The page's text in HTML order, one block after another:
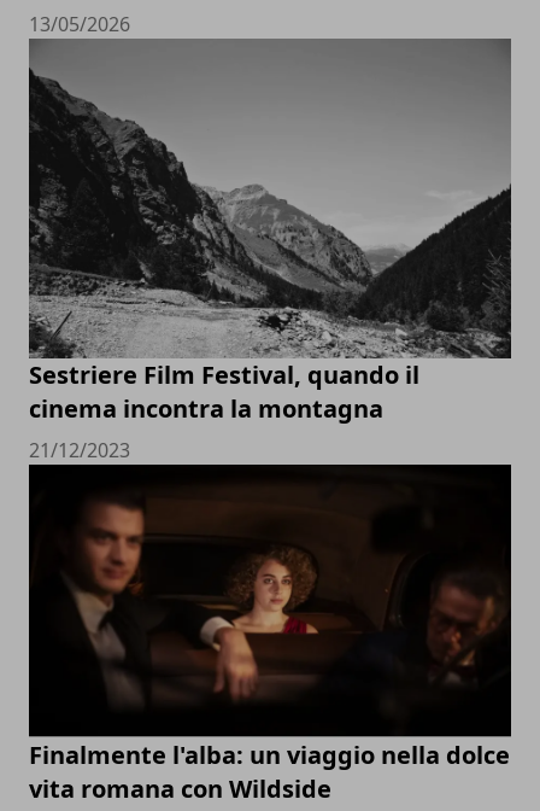
13/05/2026
Sestriere Film Festival, quando il
cinema incontra la montagna
21/12/2023
Finalmente l'alba: un viaggio nella dolce
vita romana con Wildside